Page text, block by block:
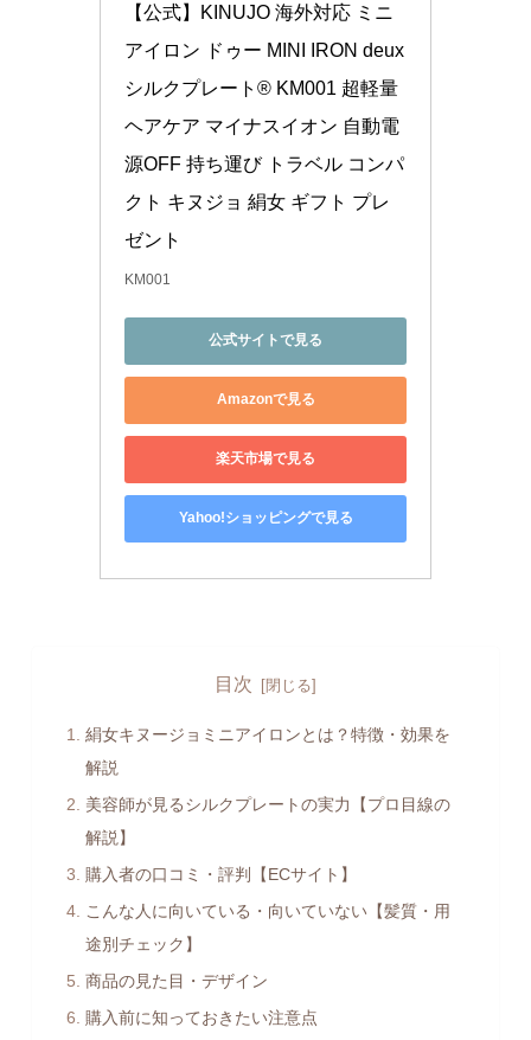
【公式】KINUJO 海外対応 ミニ
アイロン ドゥー MINI IRON deux
シルクプレート® KM001 超軽量
ヘアケア マイナスイオン 自動電
源OFF 持ち運び トラベル コンパ
クト キヌジョ 絹女 ギフト プレ
ゼント
KM001
公式サイトで見る
Amazonで見る
楽天市場で見る
Yahoo!ショッピングで見る
目次
絹女キヌージョミニアイロンとは？特徴・効果を
解説
美容師が見るシルクプレートの実力【プロ目線の
解説】
購入者の口コミ・評判【ECサイト】
こんな人に向いている・向いていない【髪質・用
途別チェック】
商品の見た目・デザイン
購入前に知っておきたい注意点